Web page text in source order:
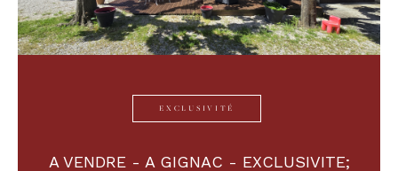
EXCLUSIVITÉ
A VENDRE - A GIGNAC - EXCLUSIVITE;
Pièces
Pièces
AFFINER LES CRITÈRES